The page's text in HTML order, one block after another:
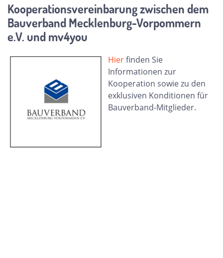
Kooperationsvereinbarung zwischen dem
Bauverband Mecklenburg-Vorpommern
e.V. und mv4you
Hierfinden Sie
Informationen zur
Kooperation sowie zu den
exklusiven Konditionen für
Bauverband-Mitglieder.